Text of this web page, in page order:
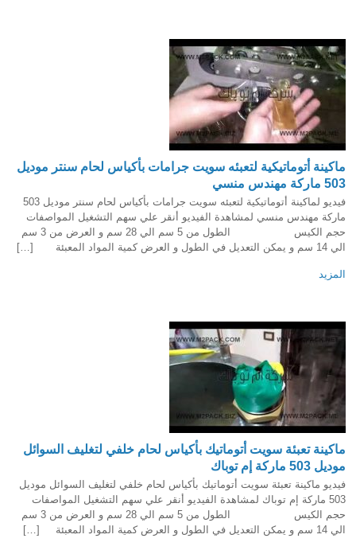
ماكينة أتوماتيكية لتعبئه سويت جرامات بأكياس لحام سنتر موديل
503 ماركة مهندس منسي
فيديو لماكينة أتوماتيكية لتعبئه سويت جرامات بأكياس لحام سنتر موديل 503
ماركة مهندس منسي لمشاهدة الفيديو أنقر علي سهم التشغيل المواصفات
حجم الكيس الطول من 5 سم الي 28 سم و العرض من 3 سم
الي 14 سم و يمكن التعديل في الطول و العرض كمية المواد المعبئة […]
المزيد
ماكينة تعبئة سويت أتوماتيك بأكياس لحام خلفي لتغليف السوائل
موديل 503 ماركة إم توباك
فيديو ماكينة تعبئة سويت أتوماتيك بأكياس لحام خلفي لتغليف السوائل موديل
503 ماركة إم توباك لمشاهدة الفيديو أنقر علي سهم التشغيل المواصفات
حجم الكيس الطول من 5 سم الي 28 سم و العرض من 3 سم
الي 14 سم و يمكن التعديل في الطول و العرض كمية المواد المعبئة […]